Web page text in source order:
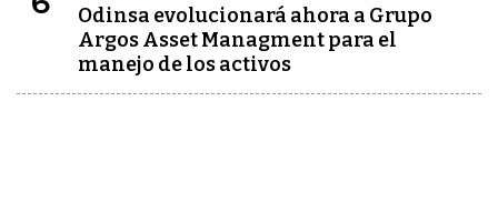
Odinsa evolucionará ahora a Grupo
Argos Asset Managment para el
manejo de los activos